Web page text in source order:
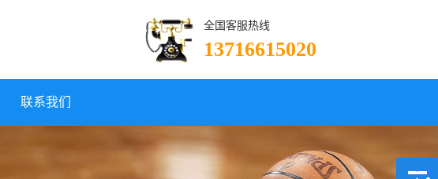
全国客服热线
13716615020
联系我们